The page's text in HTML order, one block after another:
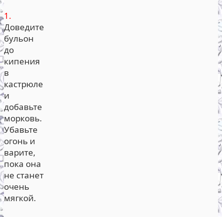
1.
Доведите
бульон
до
кипения
в
кастрюле
и
добавьте
морковь.
Убавьте
огонь и
варите,
пока она
не станет
очень
мягкой.